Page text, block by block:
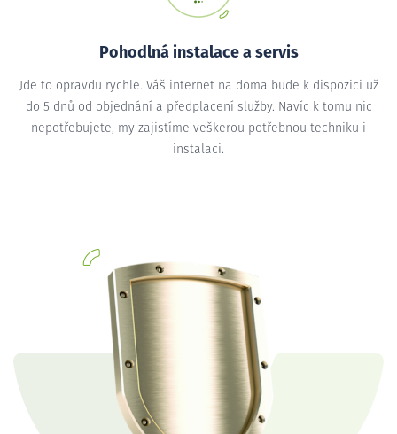
Pohodlná instalace a servis
Jde to opravdu rychle. Váš internet na doma bude k dispozici už
do 5 dnů od objednání a předplacení služby. Navíc k tomu nic
nepotřebujete, my zajistíme veškerou potřebnou techniku i
instalaci.